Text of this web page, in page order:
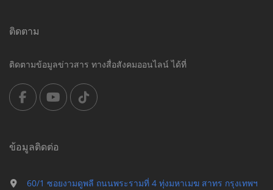
ติดตาม
ติดตามข้อมูลข่าวสาร ทางสื่อสังคมออนไลน์ ได้ที่
ข้อมูลติดต่อ
60/1 ซอยงามดูพลี ถนนพระรามที่ 4 ทุ่งมหาเมฆ สาทร กรุงเทพฯ